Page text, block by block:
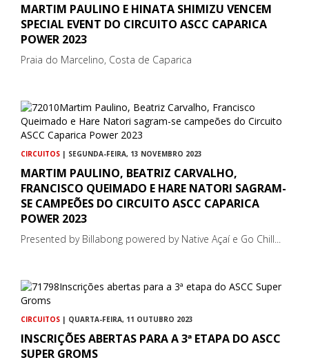
MARTIM PAULINO E HINATA SHIMIZU VENCEM
SPECIAL EVENT DO CIRCUITO ASCC CAPARICA
POWER 2023
Praia do Marcelino, Costa de Caparica
CIRCUITOS | SEGUNDA-FEIRA, 13 NOVEMBRO 2023
MARTIM PAULINO, BEATRIZ CARVALHO,
FRANCISCO QUEIMADO E HARE NATORI SAGRAM-
SE CAMPEÕES DO CIRCUITO ASCC CAPARICA
POWER 2023
Presented by Billabong powered by Native Açaí e Go Chill...
CIRCUITOS | QUARTA-FEIRA, 11 OUTUBRO 2023
INSCRIÇÕES ABERTAS PARA A 3ª ETAPA DO ASCC
SUPER GROMS